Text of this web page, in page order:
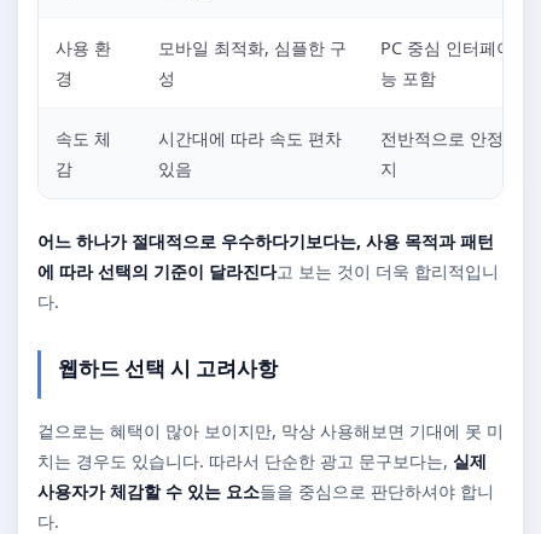
사용 환
경
모바일 최적화, 심플한 구
성
PC 중심 인터페이스,
능 포함
속도 체
감
시간대에 따라 속도 편차
있음
전반적으로 안정적
지
어느 하나가 절대적으로 우수하다기보다는, 사용 목적과 패턴
에 따라 선택의 기준이 달라진다고 보는 것이 더욱 합리적입니
다.
웹하드 선택 시 고려사항
겉으로는 혜택이 많아 보이지만, 막상 사용해보면 기대에 못 미
치는 경우도 있습니다. 따라서 단순한 광고 문구보다는, 실제
사용자가 체감할 수 있는 요소들을 중심으로 판단하셔야 합니
다.